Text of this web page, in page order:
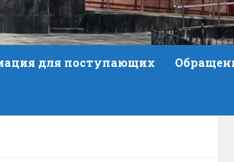
для поступающих